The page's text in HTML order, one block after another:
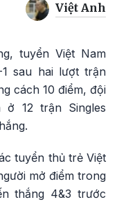
Việt Anh
tuyển Việt Nam
sau hai lượt trận
cách 10 điểm, đội
12 trận Singles
tuyển thủ trẻ Việt
mở điểm trong
thắng 4&3 trước